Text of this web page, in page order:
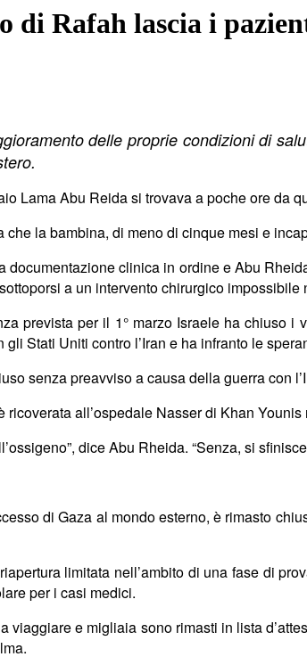
di Rafah lascia i
delle proprie condizioni di
Lama Abu Reida si trovava a poche ore da
che la bambina, di meno di cinque mesi e
clinica in ordine e Abu
a un intervento chirurgico impossibile
prevista per il 1° marzo Israele ha chiuso
gli Stati Uniti contro l’Iran e ha infranto le
senza preavviso a causa della guerra con
all’ospedale Nasser di Khan
dice Abu Rheida. “Senza, si
di Gaza al mondo esterno, è rimasto
limitata nell’ambito di una fase di
per i casi medici.
viaggiare e migliaia sono rimasti in lista